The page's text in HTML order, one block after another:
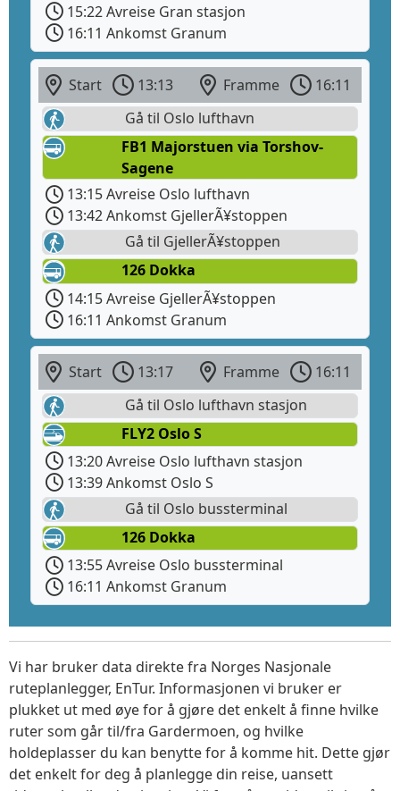
15:22 Avreise Gran stasjon
16:11 Ankomst Granum
Start 13:13 Framme
16:11
Gå til Oslo lufthavn
FB1 Majorstuen via Torshov-
Sagene
13:15 Avreise Oslo lufthavn
13:42 Ankomst GjellerÃ¥stoppen
Gå til GjellerÃ¥stoppen
126 Dokka
14:15 Avreise GjellerÃ¥stoppen
16:11 Ankomst Granum
Start 13:17 Framme
16:11
Gå til Oslo lufthavn stasjon
FLY2 Oslo S
13:20 Avreise Oslo lufthavn stasjon
13:39 Ankomst Oslo S
Gå til Oslo bussterminal
126 Dokka
13:55 Avreise Oslo bussterminal
16:11 Ankomst Granum
Vi har bruker data direkte fra Norges Nasjonale
ruteplanlegger, EnTur. Informasjonen vi bruker er
plukket ut med øye for å gjøre det enkelt å finne hvilke
ruter som går til/fra Gardermoen, og hvilke
holdeplasser du kan benytte for å komme hit. Dette gjør
det enkelt for deg å planlegge din reise, uansett